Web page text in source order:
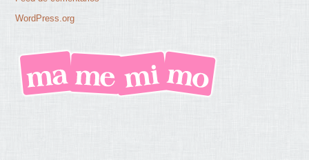
WordPress.org